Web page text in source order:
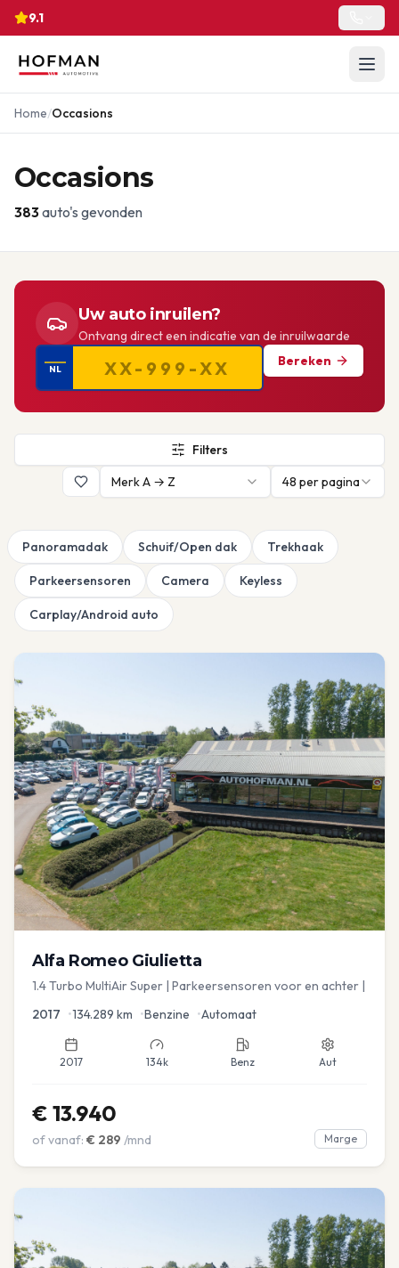
9.1
Home/Occasions
Occasions
383auto's gevonden
Uw auto inruilen?
Ontvang direct een indicatie van de inruilwaarde
NL
Bereken
Filters
Merk A → Z
48 per pagina
Panoramadak Schuif/Open dak Trekhaak
Parkeersensoren Camera Keyless
Carplay/Android auto
Alfa Romeo Giulietta
1.4 Turbo MultiAir Super | Parkeersensoren voor en achter |
2017 •134.289 km •Benzine •Automaat
2017 134k Benz Aut
€ 13.940
of vanaf: € 289 /mnd Marge